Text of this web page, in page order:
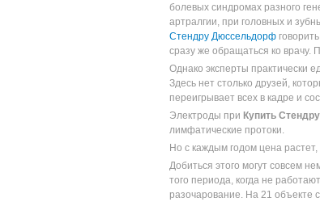
болевых синдромах разного
артралгии, при головных и
Стендру Дюссельдорф
сразу же обращаться ко
Однако эксперты практически
Здесь нет столько друзей,
переигрывает всех в кадре и
Электроды при Купить
лимфатические протоки.
Но с каждым годом цена
Добиться этого могут совсем
того периода, когда не
разочарование. На 21 объекте